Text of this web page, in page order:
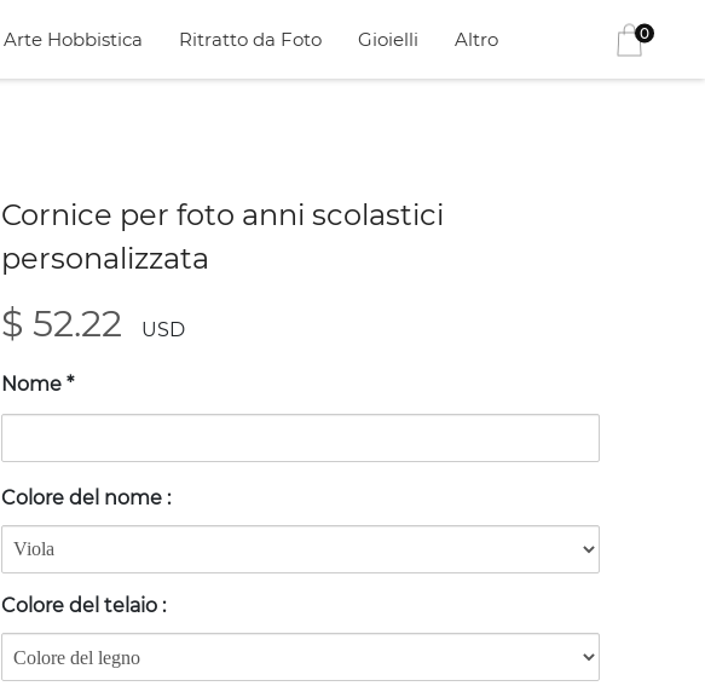
Arte Hobbistica Ritratto da Foto Gioielli Altro 0
Cornice per foto anni scolastici
personalizzata
$ 52.22 USD
Nome*
Colore del nome :
Colore del telaio :